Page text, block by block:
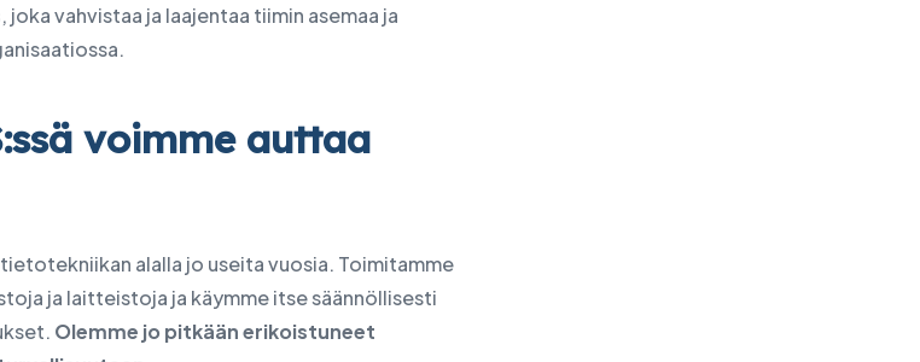
, joka vahvistaa ja laajentaa tiimin asemaa ja
voimme auttaa
alalla jo useita vuosia. Toimitamme
ja laitteistoja ja käymme itse säännöllisesti
Olemme jo pitkään erikoistuneet